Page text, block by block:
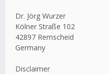
Dr. Jörg Wurzer
Kölner Straße 102
42897 Remscheid
Germany
Disclaimer